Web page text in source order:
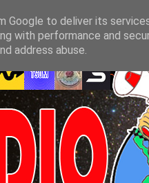
Google to deliver its
with performance and
address abuse.